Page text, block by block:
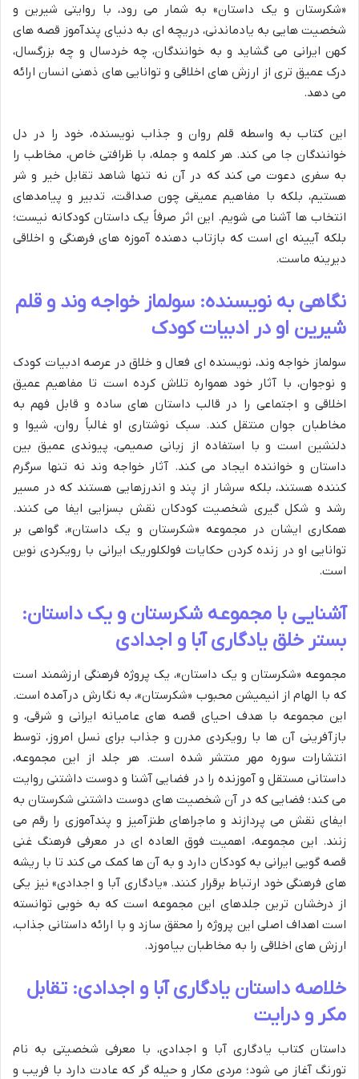
«شکرستان و یک داستان» به شمار می رود، با روایتی شیرین و
شخصیت هایی به یادماندنی، دریچه ای به دنیای پندآموز قصه های
کهن ایرانی می گشاید و به خوانندگان، چه خردسال و چه بزرگسال،
درک عمیق تری از ارزش های اخلاقی و توانایی های ذهنی انسان ارائه
می دهد.
این کتاب به واسطه قلم روان و جذاب نویسنده، خود را در دل
خوانندگان جا می کند. هر کلمه و جمله، با ظرافتی خاص، مخاطب را
به سفری دعوت می کند که در آن نه تنها شاهد تقابل خیر و شر
هستیم، بلکه با مفاهیم عمیقی چون صداقت، تدبیر و پیامدهای
انتخاب ها آشنا می شویم. این اثر صرفاً یک داستان کودکانه نیست؛
بلکه آیینه ای است که بازتاب دهنده آموزه های فرهنگی و اخلاقی
دیرینه ماست.
نگاهی به نویسنده: سولماز خواجه وند و قلم
شیرین او در ادبیات کودک
سولماز خواجه وند، نویسنده ای فعال و خلاق در عرصه ادبیات کودک
و نوجوان، با آثار خود همواره تلاش کرده است تا مفاهیم عمیق
اخلاقی و اجتماعی را در قالب داستان های ساده و قابل فهم به
مخاطبان جوان منتقل کند. سبک نوشتاری او غالباً روان، شیوا و
دلنشین است و با استفاده از زبانی صمیمی، پیوندی عمیق بین
داستان و خواننده ایجاد می کند. آثار خواجه وند نه تنها سرگرم
کننده هستند، بلکه سرشار از پند و اندرزهایی هستند که در مسیر
رشد و شکل گیری شخصیت کودکان نقش بسزایی ایفا می کنند.
همکاری ایشان در مجموعه «شکرستان و یک داستان»، گواهی بر
توانایی او در زنده کردن حکایات فولکلوریک ایرانی با رویکردی نوین
است.
آشنایی با مجموعه شکرستان و یک داستان:
بستر خلق یادگاری آبا و اجدادی
مجموعه «شکرستان و یک داستان»، یک پروژه فرهنگی ارزشمند است
که با الهام از انیمیشن محبوب «شکرستان»، به نگارش درآمده است.
این مجموعه با هدف احیای قصه های عامیانه ایرانی و شرقی، و
بازآفرینی آن ها با رویکردی مدرن و جذاب برای نسل امروز، توسط
انتشارات سوره مهر منتشر شده است. هر جلد از این مجموعه،
داستانی مستقل و آموزنده را در فضایی آشنا و دوست داشتنی روایت
می کند؛ فضایی که در آن شخصیت های دوست داشتنی شکرستان به
ایفای نقش می پردازند و ماجراهای طنزآمیز و پندآموزی را رقم می
زنند. این مجموعه، اهمیت فوق العاده ای در معرفی فرهنگ غنی
قصه گویی ایرانی به کودکان دارد و به آن ها کمک می کند تا با ریشه
های فرهنگی خود ارتباط برقرار کنند. «یادگاری آبا و اجدادی» نیز یکی
از درخشان ترین جلدهای این مجموعه است که به خوبی توانسته
است اهداف اصلی این پروژه را محقق سازد و با ارائه داستانی جذاب،
ارزش های اخلاقی را به مخاطبان بیاموزد.
خلاصه داستان یادگاری آبا و اجدادی: تقابل
مکر و درایت
داستان کتاب یادگاری آبا و اجدادی، با معرفی شخصیتی به نام
تورنگ آغاز می شود؛ مردی مکار و حیله گر که عادت دارد با فریب و